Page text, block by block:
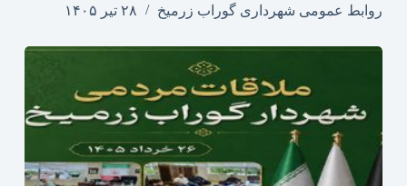
روابط عمومی شهرداری گوراب زرمیخ
۲۸ تیر ۱۴۰۵